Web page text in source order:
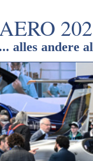
... alles andere